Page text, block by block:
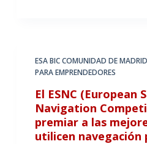
ESA BIC COMUNIDAD DE MADRID
PARA EMPRENDEDORES
El ESNC (European
Navigation
premiar a las
utilicen